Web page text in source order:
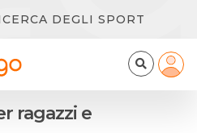
DEGLI SPORT
ragazzi e